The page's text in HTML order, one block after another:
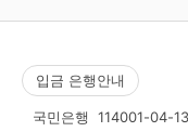
입금 은행안내
국민은행 114001-04-